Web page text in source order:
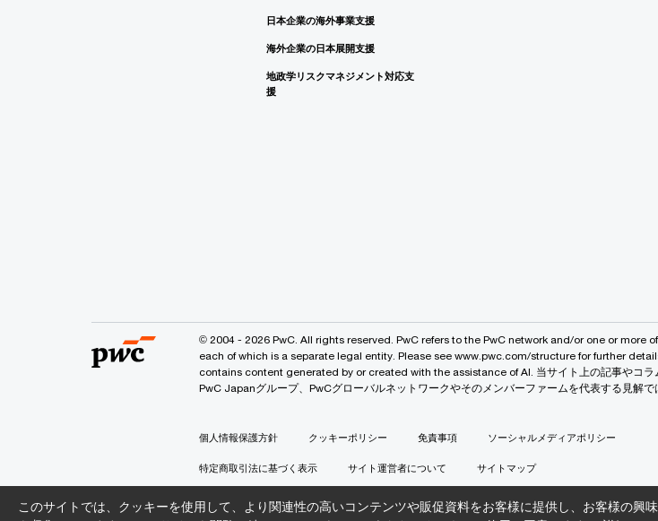
このサイトでは、クッキーを使用して、より関連性の高いコンテンツや販促資料をお客様に提供し、お客様の
日本企業の海外事業支援
海外企業の日本展開支援
地政学リスクマネジメント対応支
援
© 2004 - 2026 PwC. All rights reserved. PwC refers to the PwC network and/or one or more
each of which is a separate legal entity. Please see www.pwc.com/structure for further
contains content generated by or created with the assistance of AI. 当サイト上の記事やコラ
PwC Japanグループ、PwCグローバルネットワークやそのメンバーファームを代表する見解で
個人情報保護方針 クッキーポリシー 免責事項 ソーシャルメディアポリシー
特定商取引法に基づく表示 サイト運営者について サイトマップ